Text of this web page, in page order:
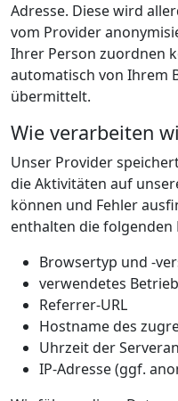
Adresse. Diese wird
vom Provider
Ihrer Person zuordnen
automatisch von Ihrem
übermittelt.
Wie verarbeiten
Unser Provider
die Aktivitäten auf
können und Fehler
enthalten die folgenden
Browsertyp und -
verwendetes
Referrer-URL
Hostname des
Uhrzeit der
IP-Adresse (ggf.